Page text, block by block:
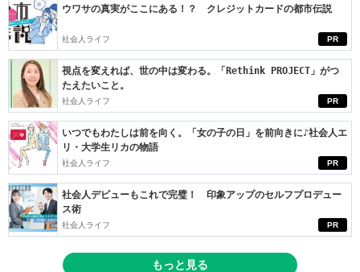
PR
ウワサの真実がここにある！？ クレジットカードの都市伝説
社会人ライフ
PR
視点を変えれば、世の中は変わる。「Rethink PROJECT」がつ
たえたいこと。
社会人ライフ
PR
いつでもわたしは前を向く。「女の子の日」を前向きに♪社会人エ
リ・大学生リカの物語
社会人ライフ
PR
社会人デビューもこれで完璧！ 印象アップのセルフプロデュー
ス術
社会人ライフ
もっと見る